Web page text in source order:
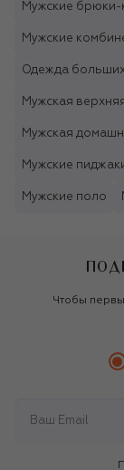
Мужские брюки-
Мужские
Одежда
Мужская
Мужская
Мужские
Мужские поло
Чтобы